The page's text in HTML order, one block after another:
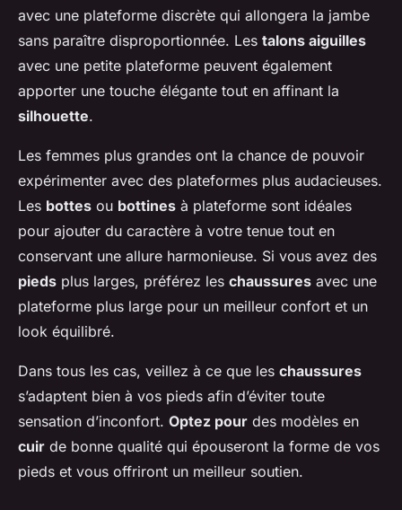
avec une plateforme discrète qui allongera la jambe
sans paraître disproportionnée. Les talons aiguilles
avec une petite plateforme peuvent également
apporter une touche élégante tout en affinant la
silhouette.
Les femmes plus grandes ont la chance de pouvoir
expérimenter avec des plateformes plus audacieuses.
Les bottes ou bottines à plateforme sont idéales
pour ajouter du caractère à votre tenue tout en
conservant une allure harmonieuse. Si vous avez des
pieds plus larges, préférez les chaussures avec une
plateforme plus large pour un meilleur confort et un
look équilibré.
Dans tous les cas, veillez à ce que les chaussures
s’adaptent bien à vos pieds afin d’éviter toute
sensation d’inconfort. Optez pour des modèles en
cuir de bonne qualité qui épouseront la forme de vos
pieds et vous offriront un meilleur soutien.